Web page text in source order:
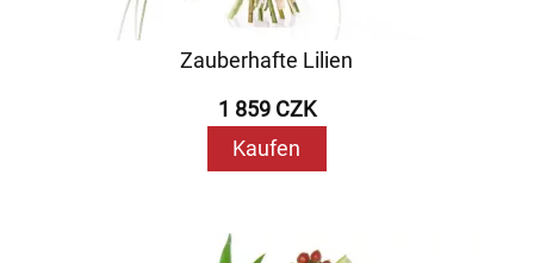
Zauberhafte Lilien
1 859 CZK
Kaufen